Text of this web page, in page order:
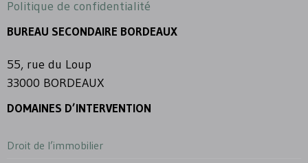
Politique de confidentialité
BUREAU SECONDAIRE BORDEAUX
55, rue du Loup
33000 BORDEAUX
DOMAINES D’INTERVENTION
Droit de l’immobilier